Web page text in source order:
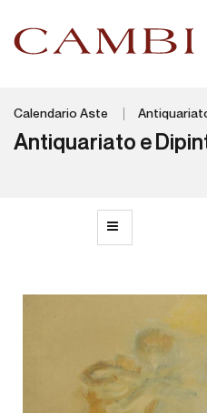
Calendario Aste
Antiquariato e